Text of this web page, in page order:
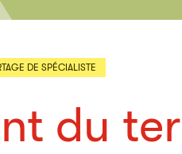
DE SPÉCIALISTE
du